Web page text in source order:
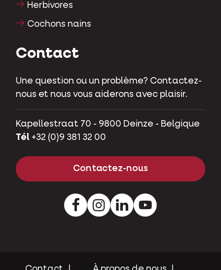
Herbivores
Cochons nains
Contact
Une question ou un problème? Contactez-
nous et nous vous aiderons avec plaisir.
Kapellestraat 70 - 9800 Deinze - Belgique
Tél +32 (0)9 381 32 00
Contactez-nous
FacebookInstagramLinkedInYoutube